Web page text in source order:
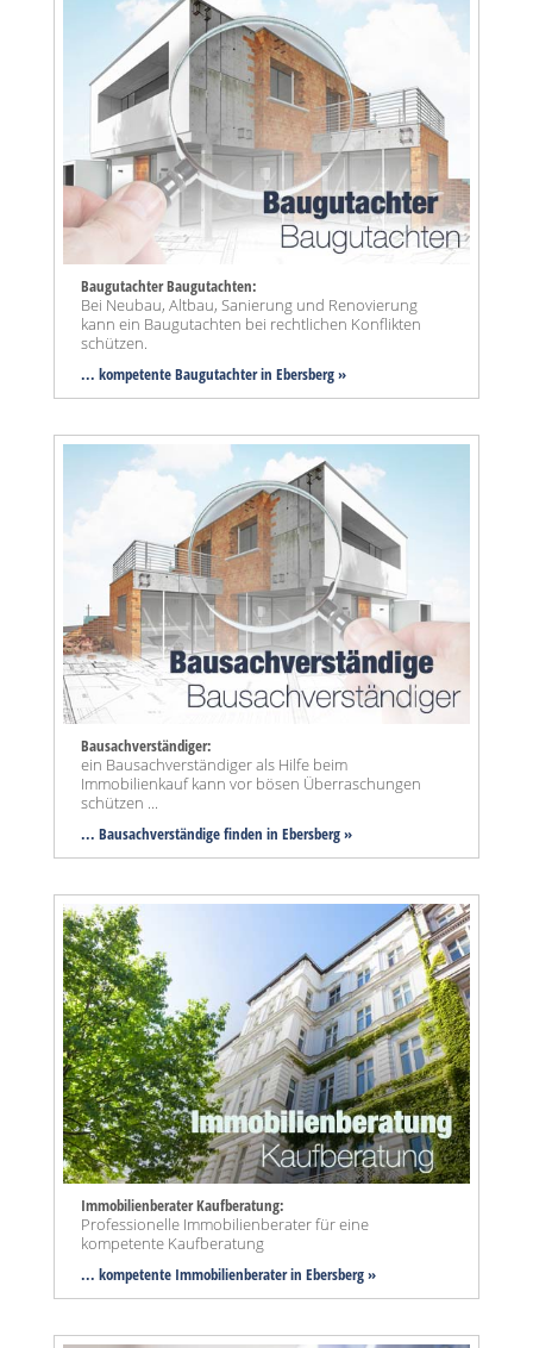
Baugutachter Baugutachten:
Bei Neubau, Altbau, Sanierung und Renovierung
kann ein Baugutachten bei rechtlichen Konflikten
schützen.
... kompetente Baugutachter in Ebersberg »
Bausachverständiger:
ein Bausachverständiger als Hilfe beim
Immobilienkauf kann vor bösen Überraschungen
schützen ...
... Bausachverständige finden in Ebersberg »
Immobilienberater Kaufberatung:
Professionelle Immobilienberater für eine
kompetente Kaufberatung
... kompetente Immobilienberater in Ebersberg »